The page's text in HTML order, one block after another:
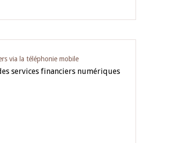
via la téléphonie mobile
services financiers numériques